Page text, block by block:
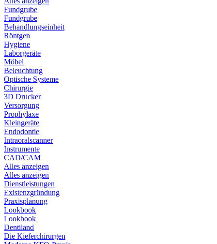
Fundgrube
Fundgrube
Behandlungseinheit
Röntgen
Hygiene
Laborgeräte
Möbel
Beleuchtung
Optische Systeme
Chirurgie
3D Drucker
Versorgung
Prophylaxe
Kleingeräte
Endodontie
Intraoralscanner
Instrumente
CAD/CAM
Alles anzeigen
Alles anzeigen
Dienstleistungen
Existenzgründung
Praxisplanung
Lookbook
Lookbook
Dentiland
Die Kieferchirurgen